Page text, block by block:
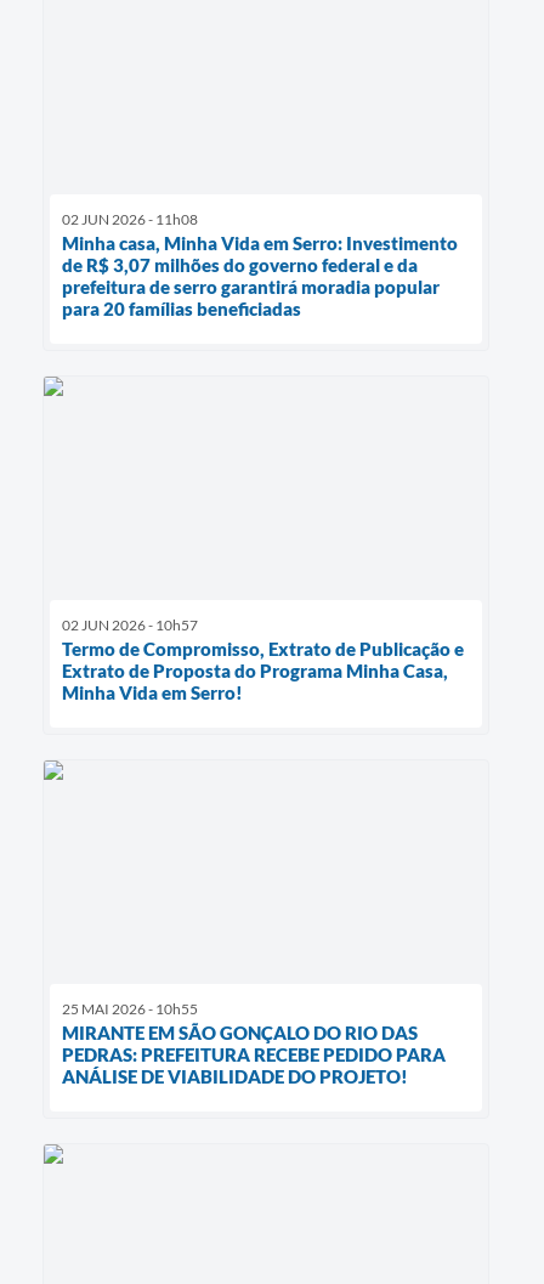
02 JUN 2026 - 11h08
Minha casa, Minha Vida em Serro: Investimento
de R$ 3,07 milhões do governo federal e da
prefeitura de serro garantirá moradia popular
para 20 famílias beneficiadas
02 JUN 2026 - 10h57
Termo de Compromisso, Extrato de Publicação e
Extrato de Proposta do Programa Minha Casa,
Minha Vida em Serro!
25 MAI 2026 - 10h55
MIRANTE EM SÃO GONÇALO DO RIO DAS
PEDRAS: PREFEITURA RECEBE PEDIDO PARA
ANÁLISE DE VIABILIDADE DO PROJETO!